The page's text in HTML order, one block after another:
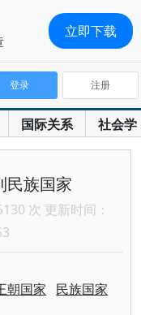
国际关系 社会学
登录 注册
民族国家
次 更新时间：
朝国家 民族国家
立即下载